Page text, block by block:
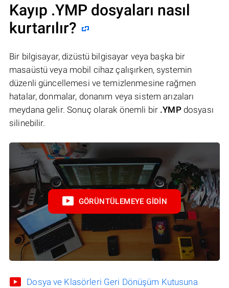
Kayıp .YMP dosyaları nasıl
kurtarılır?
Bir bilgisayar, dizüstü bilgisayar veya başka bir
masaüstü veya mobil cihaz çalışırken, systemin
düzenli güncellemesi ve temizlenmesine rağmen
hatalar, donmalar, donanım veya sistem arızaları
meydana gelir. Sonuç olarak önemli bir .YMPdosyası
silinebilir.
GÖRÜNTÜLEMEYE GIDIN
Dosya ve Klasörleri Geri Dönüşüm Kutusuna